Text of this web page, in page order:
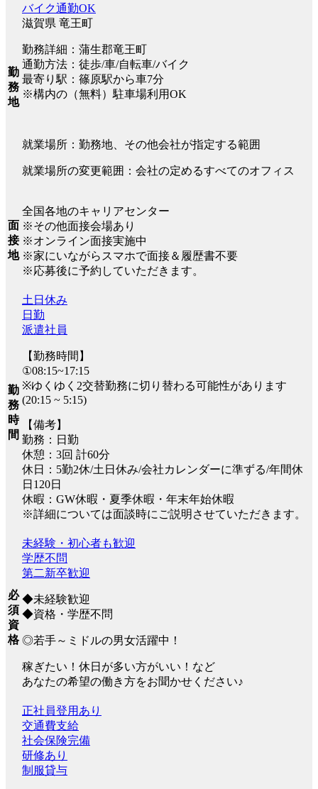
勤
務
地
バイク通勤OK
滋賀県 竜王町
勤務詳細：蒲生郡竜王町
通勤方法：徒歩/車/自転車/バイク
最寄り駅：篠原駅から車7分
※構内の（無料）駐車場利用OK
就業場所：勤務地、その他会社が指定する範囲
就業場所の変更範囲：会社の定めるすべてのオフィス
面
接
地
全国各地のキャリアセンター
※その他面接会場あり
※オンライン面接実施中
※家にいながらスマホで面接＆履歴書不要
※応募後に予約していただきます。
勤
務
時
間
土日休み
日勤
派遣社員
【勤務時間】
①08:15~17:15
※ゆくゆく2交替勤務に切り替わる可能性があります
(20:15 ~ 5:15)
【備考】
勤務：日勤
休憩：3回 計60分
休日：5勤2休/土日休み/会社カレンダーに準ずる/年間休
日120日
休暇：GW休暇・夏季休暇・年末年始休暇
※詳細については面談時にご説明させていただきます。
必
須
資
格
未経験・初心者も歓迎
学歴不問
第二新卒歓迎
◆未経験歓迎
◆資格・学歴不問
◎若手～ミドルの男女活躍中！
稼ぎたい！休日が多い方がいい！など
あなたの希望の働き方をお聞かせください♪
正社員登用あり
交通費支給
社会保険完備
研修あり
制服貸与